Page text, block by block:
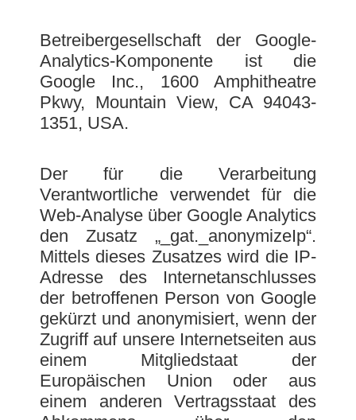
Betreibergesellschaft der Google-
Analytics-Komponente ist die
Google Inc., 1600 Amphitheatre
Pkwy, Mountain View, CA 94043-
1351, USA.
Der für die Verarbeitung
Verantwortliche verwendet für die
Web-Analyse über Google Analytics
den Zusatz „_gat._anonymizeIp“.
Mittels dieses Zusatzes wird die IP-
Adresse des Internetanschlusses
der betroffenen Person von Google
gekürzt und anonymisiert, wenn der
Zugriff auf unsere Internetseiten aus
einem Mitgliedstaat der
Europäischen Union oder aus
einem anderen Vertragsstaat des